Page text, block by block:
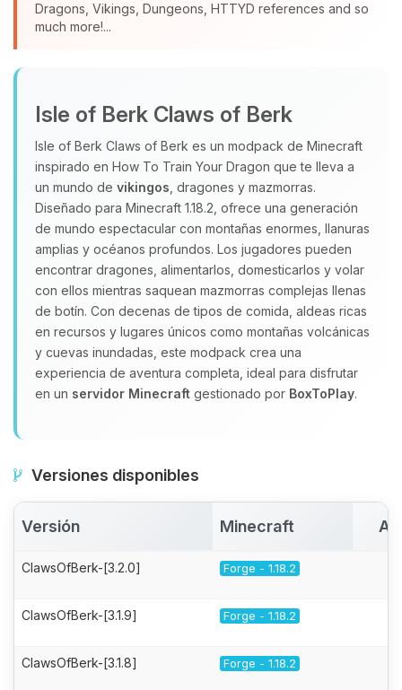
Dragons, Vikings, Dungeons, HTTYD references and so
much more!...
Isle of Berk Claws of Berk
Isle of Berk Claws of Berk es un modpack de Minecraft
inspirado en How To Train Your Dragon que te lleva a
un mundo de vikingos , dragones y mazmorras.
Diseñado para Minecraft 1.18.2, ofrece una generación
de mundo espectacular con montañas enormes, llanuras
amplias y océanos profundos. Los jugadores pueden
encontrar dragones, alimentarlos, domesticarlos y volar
con ellos mientras saquean mazmorras complejas llenas
de botín. Con decenas de tipos de comida, aldeas ricas
en recursos y lugares únicos como montañas volcánicas
y cuevas inundadas, este modpack crea una
experiencia de aventura completa, ideal para disfrutar
en un servidor Minecraft gestionado por BoxToPlay.
Versiones disponibles
Versión Minecraft
ClawsOfBerk-[3.2.0] Forge - 1.18.2
ClawsOfBerk-[3.1.9] Forge - 1.18.2
ClawsOfBerk-[3.1.8] Forge - 1.18.2
asistente de BoxToPlay. Cuentame
que necesitas y moveré mis
pequenos circuitos para ayudarte.
06/08/2026 23:29